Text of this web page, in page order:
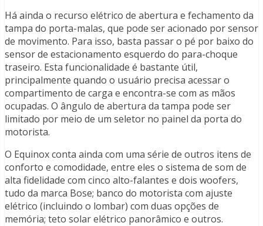
Há ainda o recurso elétrico de abertura e fechamento da
tampa do porta-malas, que pode ser acionado por sensor
de movimento. Para isso, basta passar o pé por baixo do
sensor de estacionamento esquerdo do para-choque
traseiro. Esta funcionalidade é bastante útil,
principalmente quando o usuário precisa acessar o
compartimento de carga e encontra-se com as mãos
ocupadas. O ângulo de abertura da tampa pode ser
limitado por meio de um seletor no painel da porta do
motorista.
O Equinox conta ainda com uma série de outros itens de
conforto e comodidade, entre eles o sistema de som de
alta fidelidade com cinco alto-falantes e dois woofers,
tudo da marca Bose; banco do motorista com ajuste
elétrico (incluindo o lombar) com duas opções de
memória; teto solar elétrico panorâmico e outros.